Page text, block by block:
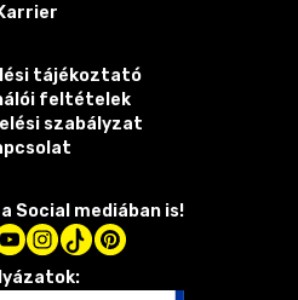
Karrier
tájékoztató
feltételek
szabályzat
Social mediában is!